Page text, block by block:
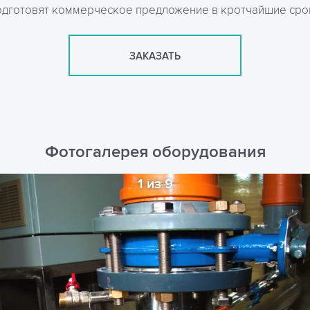
коммерческое предложение в кротчайшие
ЗАКАЗАТЬ
Фотогалерея оборудования
1 из 9